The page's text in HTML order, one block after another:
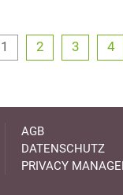
1 2 3 4
AGB
DATENSCHUTZ
PRIVACY